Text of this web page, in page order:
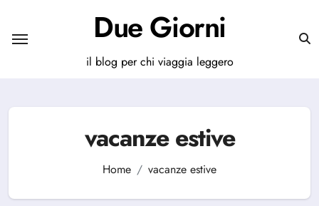
contenuto
Due Giorni
il blog per chi viaggia leggero
vacanze estive
Home vacanze estive